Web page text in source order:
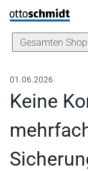
Direkt zum Inhalt
01.06.2026
Keine